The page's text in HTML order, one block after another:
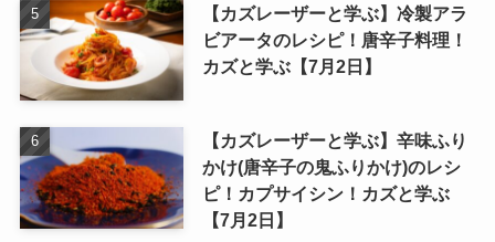
【カズレーザーと学ぶ】冷製アラ
ビアータのレシピ！唐辛子料理！
カズと学ぶ【7月2日】
【カズレーザーと学ぶ】辛味ふり
かけ(唐辛子の鬼ふりかけ)のレシ
ピ！カプサイシン！カズと学ぶ
【7月2日】